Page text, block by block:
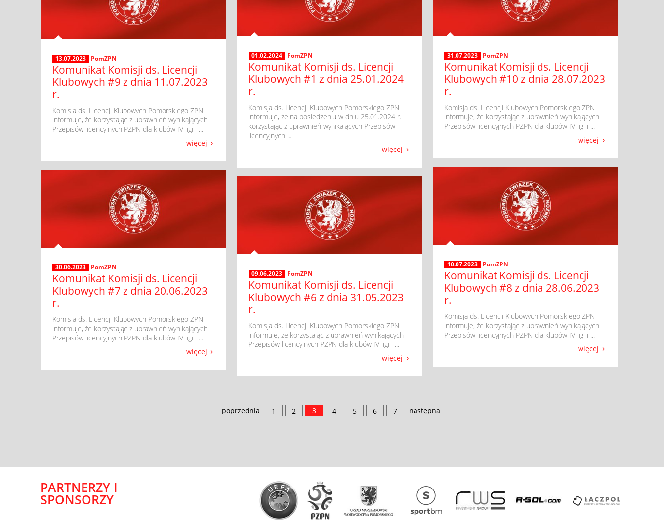
01.02.2024 PomZPN
Komunikat Komisji ds. Licencji
Klubowych #1 z dnia 25.01.2024
r.
​ Komisja ds. Licencji Klubowych Pomorskiego ZPN
informuje, że na posiedzeniu w dniu 25.01.2024 r.
korzystając z uprawnień wynikających Przepisów
licencyjnych ...
więcej
31.07.2023 PomZPN
Komunikat Komisji ds. Licencji
Klubowych #10 z dnia 28.07.2023
r.
​ Komisja ds. Licencji Klubowych Pomorskiego ZPN
informuje, że korzystając z uprawnień wynikających
Przepisów licencyjnych PZPN dla klubów IV ligi i ...
więcej
13.07.2023 PomZPN
Komunikat Komisji ds. Licencji
Klubowych #9 z dnia 11.07.2023
r.
​ Komisja ds. Licencji Klubowych Pomorskiego ZPN
informuje, że korzystając z uprawnień wynikających
Przepisów licencyjnych PZPN dla klubów IV ligi i ...
więcej
10.07.2023 PomZPN
Komunikat Komisji ds. Licencji
Klubowych #8 z dnia 28.06.2023
r.
​ Komisja ds. Licencji Klubowych Pomorskiego ZPN
informuje, że korzystając z uprawnień wynikających
Przepisów licencyjnych PZPN dla klubów IV ligi i ...
więcej
30.06.2023 PomZPN
Komunikat Komisji ds. Licencji
Klubowych #7 z dnia 20.06.2023
r.
​ Komisja ds. Licencji Klubowych Pomorskiego ZPN
informuje, że korzystając z uprawnień wynikających
Przepisów licencyjnych PZPN dla klubów IV ligi i ...
więcej
09.06.2023 PomZPN
Komunikat Komisji ds. Licencji
Klubowych #6 z dnia 31.05.2023
r.
​ Komisja ds. Licencji Klubowych Pomorskiego ZPN
informuje, że korzystając z uprawnień wynikających
Przepisów licencyjnych PZPN dla klubów IV ligi i ...
więcej
poprzednia 1 2 3 4 5 6 7 następna
PARTNERZY I
SPONSORZY